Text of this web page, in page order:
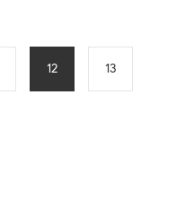
12 13